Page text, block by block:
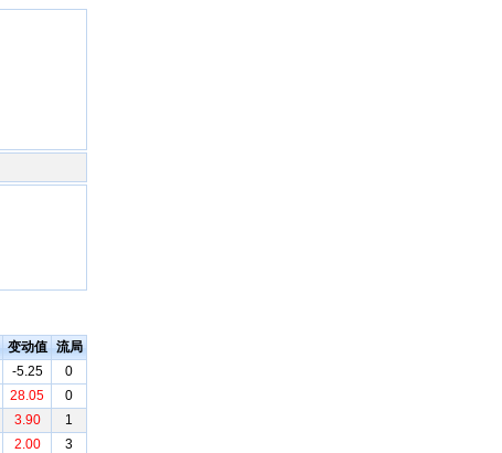
变动值 流局
-5.25
0
28.05
0
3.90
1
2.00
3